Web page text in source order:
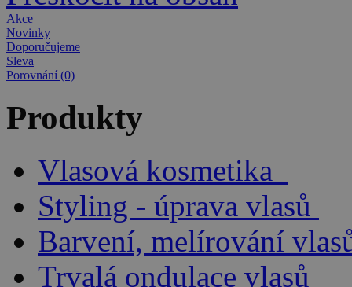
Akce
Novinky
Doporučujeme
Sleva
Porovnání (0)
Produkty
Vlasová kosmetika
Styling - úprava vlasů
Barvení, melírování
Trvalá ondulace vlasů